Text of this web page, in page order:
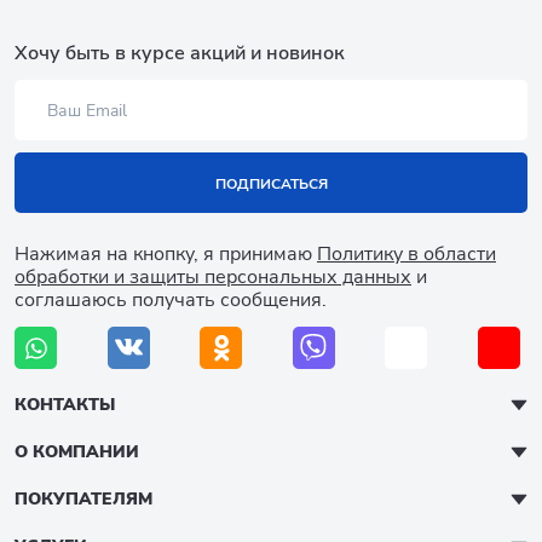
Хочу быть в курсе акций и новинок
ПОДПИСАТЬСЯ
Нажимая на кнопку, я принимаю Политику в области
обработки и защиты персональных данных и
соглашаюсь получать сообщения.
КОНТАКТЫ
О КОМПАНИИ
ПОКУПАТЕЛЯМ